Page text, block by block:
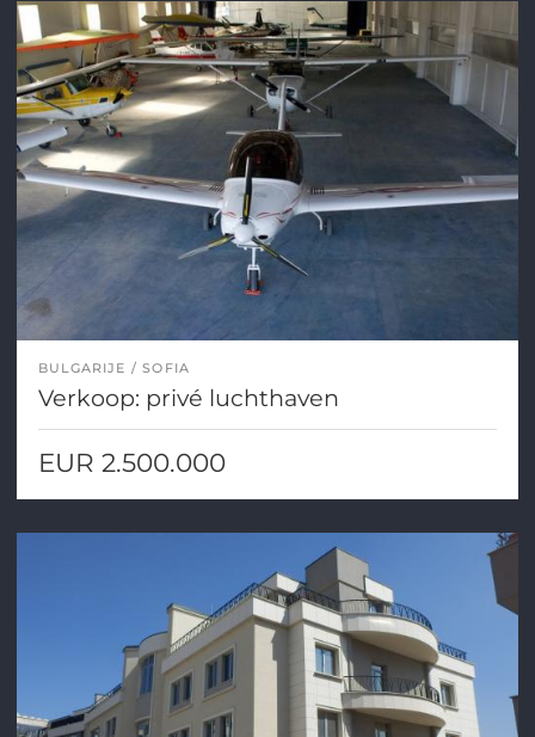
BULGARIJE SOFIA
Verkoop: privé luchthaven
EUR 2.500.000